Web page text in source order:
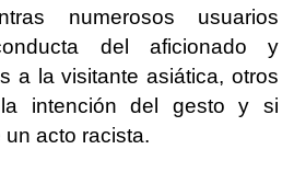
numerosos usuarios
del aficionado y
a la visitante asiática, otros
intención del gesto y si
acto racista.